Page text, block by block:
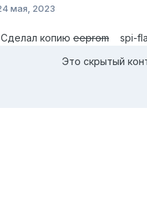
мая, 2023
копиюeeprom spi-
Это скрытый